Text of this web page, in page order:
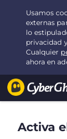
Tu elección: la
Activa